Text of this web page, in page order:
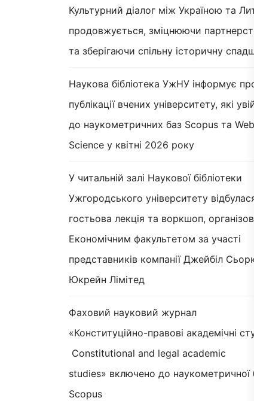
Культурний діалог між Україною та
продовжується, зміцнюючи
та зберігаючи спільну історичну
Наукова бібліотека УжНУ інформує
публікації вчених університету, які
до наукометричних баз Scopus та
Science у квітні 2026 року
У читальній залі Наукової бібліотеки
Ужгородського університету
гостьова лекція та воркшоп,
Економічним факультетом за участі
представників компанії Джейбіл
Юкрейн Лімітед
Фаховий науковий журнал
«Конституційно-правові академічні
Constitutional and legal academic
studies» включено до наукометричної
Scopus